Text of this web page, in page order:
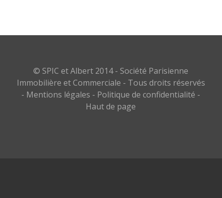
© SPIC et Albert 2014 - Société Parisienne
Immobilière et Commerciale - Tous droits réservés
- Mentions légales - Politique de confidentialité -
Haut de page